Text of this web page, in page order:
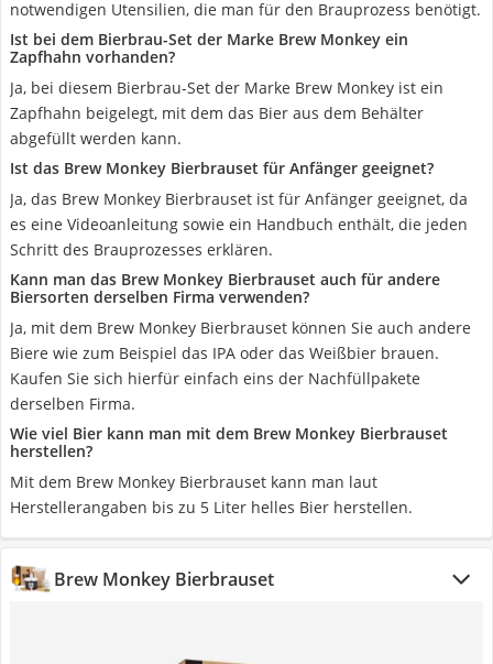
notwendigen Utensilien, die man für den Brauprozess benötigt.
Ist bei dem Bierbrau-Set der Marke Brew Monkey ein
Zapfhahn vorhanden?
Ja, bei diesem Bierbrau-Set der Marke Brew Monkey ist ein
Zapfhahn beigelegt, mit dem das Bier aus dem Behälter
abgefüllt werden kann.
Ist das Brew Monkey Bierbrauset für Anfänger geeignet?
Ja, das Brew Monkey Bierbrauset ist für Anfänger geeignet, da
es eine Videoanleitung sowie ein Handbuch enthält, die jeden
Schritt des Brauprozesses erklären.
Kann man das Brew Monkey Bierbrauset auch für andere
Biersorten derselben Firma verwenden?
Ja, mit dem Brew Monkey Bierbrauset können Sie auch andere
Biere wie zum Beispiel das IPA oder das Weißbier brauen.
Kaufen Sie sich hierfür einfach eins der Nachfüllpakete
derselben Firma.
Wie viel Bier kann man mit dem Brew Monkey Bierbrauset
herstellen?
Mit dem Brew Monkey Bierbrauset kann man laut
Herstellerangaben bis zu 5 Liter helles Bier herstellen.
Brew Monkey Bierbrauset